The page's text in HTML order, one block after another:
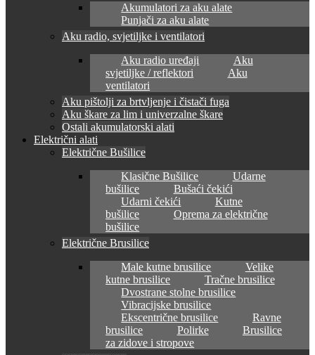
Akumulatori za aku alate
Punjači za aku alate
Aku radio, svjetiljke i ventilatori
Aku radio uređaji
Aku
svjetiljke / reflektori
Aku
ventilatori
Aku pištolji za brtvljenje i čistači fuga
Aku škare za lim i univerzalne škare
Ostali akumulatorski alati
Električni alati
Električne Bušilice
Klasične Bušilice
Udarne
bušilice
Bušaći čekići
Udarni čekići
Kutne
bušilice
Oprema za električne
bušilice
Električne Brusilice
Male kutne brusilice
Velike
kutne brusilice
Tračne brusilice
Dvostrane stolne brusilice
Vibracijske brusilice
Ekscentrične brusilice
Ravne
brusilice
Polirke
Brusilice
za zidove i stropove